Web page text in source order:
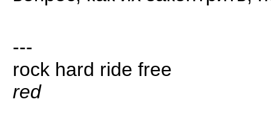
---
rock hard ride free
red